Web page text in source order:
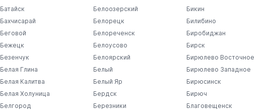
Батайск
Бахчисарай
Беговой
Бежецк
Безенчук
Белая Глина
Белая Калитва
Белая Холуница
Белгород
Белоозерский
Белорецк
Белореченск
Белоусово
Белоярский
Белый
Белый Яр
Бердск
Березники
Бикин
Билибино
Биробиджан
Бирск
Бирюлево Восточное
Бирюлево Западное
Бирюсинск
Бирюч
Благовещенск